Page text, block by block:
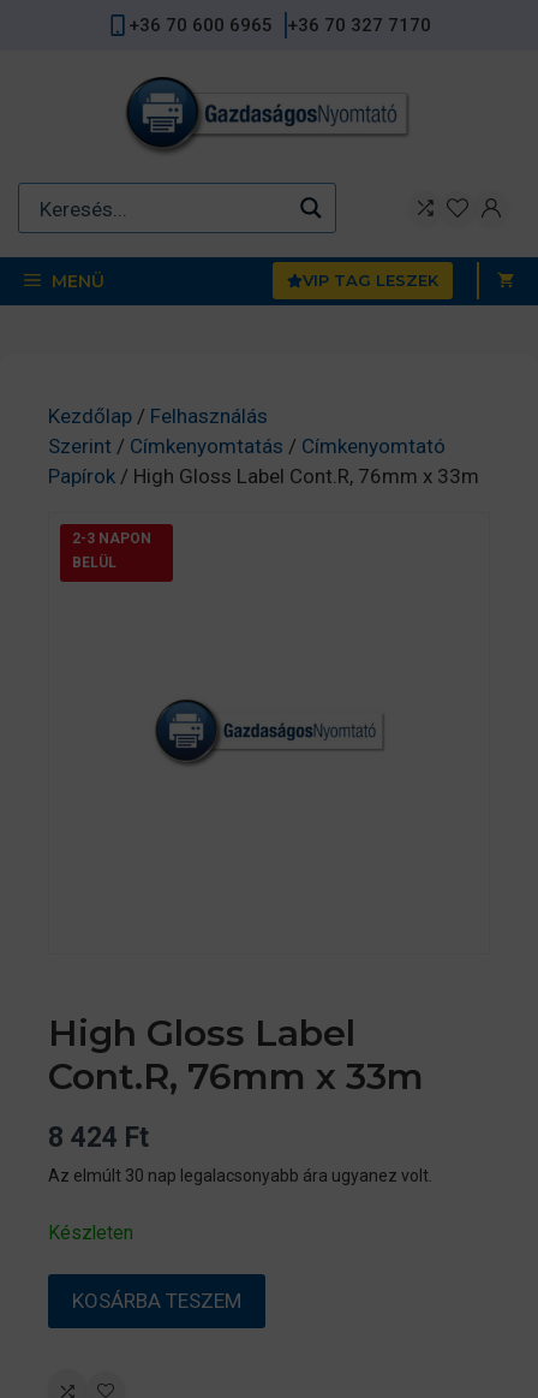
+36 70 600 6965 +36 70 327 7170
MENÜ VIP TAG LESZEK
Kezdőlap / Felhasználás
Szerint / Címkenyomtatás / Címkenyomtató
Papírok / High Gloss Label Cont.R, 76mm x 33m
2-3 NAPON
BELÜL
High Gloss Label
Cont.R, 76mm x 33m
8 424 Ft
Az elmúlt 30 nap legalacsonyabb ára ugyanez volt.
Készleten
High
Cont.R,
KOSÁRBA TESZEM